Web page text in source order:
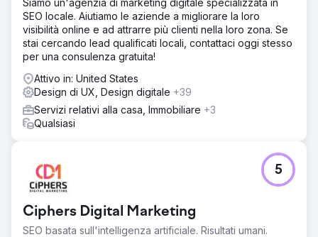
SEO locale. Aiutiamo le aziende a migliorare la loro
visibilità online e ad attrarre più clienti nella loro zona. Se
stai cercando lead qualificati locali, contattaci oggi stesso
per una consulenza gratuita!
Attivo in: United States
Design di UX, Design digitale +39
Servizi relativi alla casa, Immobiliare +3
Qualsiasi
Ciphers Digital Marketing
SEO basata sull'intelligenza artificiale. Risultati umani.
5